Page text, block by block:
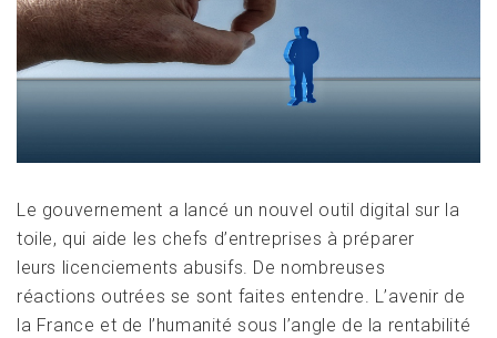
Le gouvernement a lancé un nouvel outil digital sur la
toile, qui aide les chefs d’entreprises à préparer
leurs licenciements abusifs. De nombreuses
réactions outrées se sont faites entendre. L’avenir de
la France et de l’humanité sous l’angle de la rentabilité